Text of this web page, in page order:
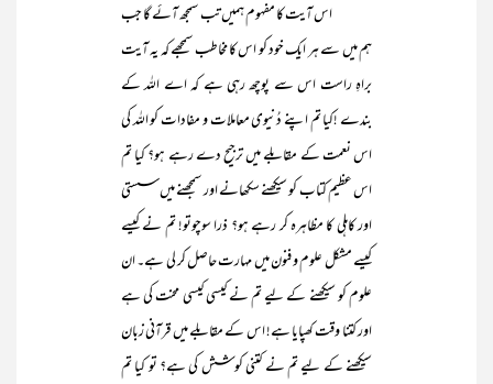
اس آیت کا مفہوم ہمیں تب سمجھ آئے گا جب
ہم میں سے ہر ایک خود کو اس کا مخاطب سمجھے کہ یہ آیت
براہِ راست اس سے پوچھ رہی ہے کہ اے اللہ کے
بندے !کیا تم اپنے دُنیوی معاملات و مفادات کو اللہ کی
اس نعمت کے مقابلے میں ترجیح دے رہے ہو؟ کیا تم
اس عظیم کتاب کو سیکھنے سکھانے اور سمجھنے میں سستی
اور کاہلی کا مظاہرہ کر رہے ہو؟ ذرا سوچوتو! تم نے کیسے
کیسے مشکل علوم و فنون میں مہارت حاصل کر لی ہے۔ ان
علوم کو سیکھنے کے لیے تم نے کیسی کیسی محنت کی ہے
اور کتنا وقت کھپایا ہے! اس کے مقابلے میں قرآنی زبان
سیکھنے کے لیے تم نے کتنی کوشش کی ہے؟ تو کیا تم